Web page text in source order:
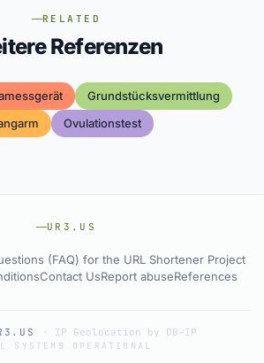
RELATED
Referenzen
Grundstücksvermittlung
Ovulationstest
UR3.US
(FAQ) for the URL Shortener Project
Contact UsReport abuseReferences
· IP Geolocation by DB-IP
SYSTEMS OPERATIONAL